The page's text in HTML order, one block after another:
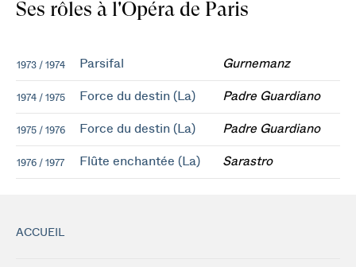
Ses rôles à l'Opéra de Paris
1973 / 1974 Parsifal Gurnemanz
1974 / 1975 Force du destin (La) Padre Guardiano
1975 / 1976 Force du destin (La) Padre Guardiano
1976 / 1977 Flûte enchantée (La) Sarastro
ACCUEIL